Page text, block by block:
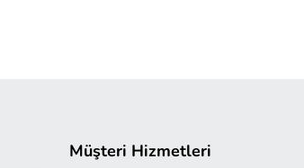
Müşteri Hizmetleri